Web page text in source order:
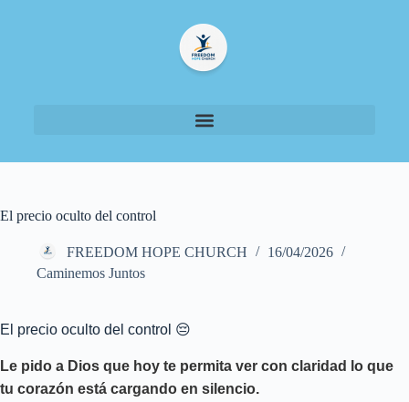
El precio oculto del control
FREEDOM HOPE CHURCH
16/04/2026
Caminemos Juntos
El precio oculto del control 😔
Le pido a Dios que hoy te permita ver con claridad lo que
tu corazón está cargando en silencio.